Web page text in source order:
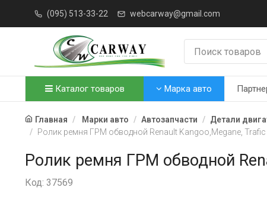
(095) 513-33-22 webcarway@gmail.com
Каталог товаров Марка авто
Главная Марки авто Автозапчасти Детали
Ролик ремня ГРМ обводной Renault Kangoo,Megane, Trafic
Ролик ремня ГРМ обводной
Код: 37569